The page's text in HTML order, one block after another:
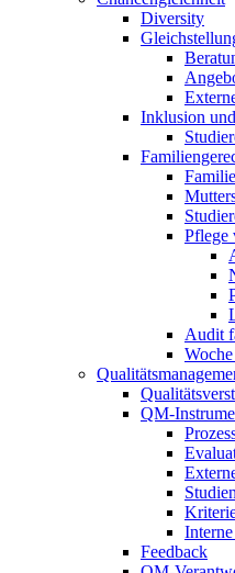
Diversity
Inklusion
Pflege
Audit
QM-
Feedback